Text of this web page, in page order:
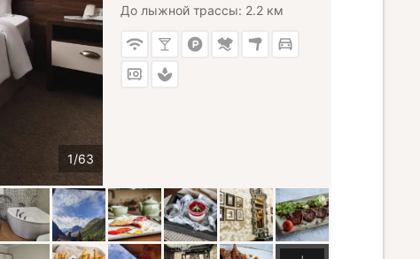
До лыжной трассы: 2.2 км